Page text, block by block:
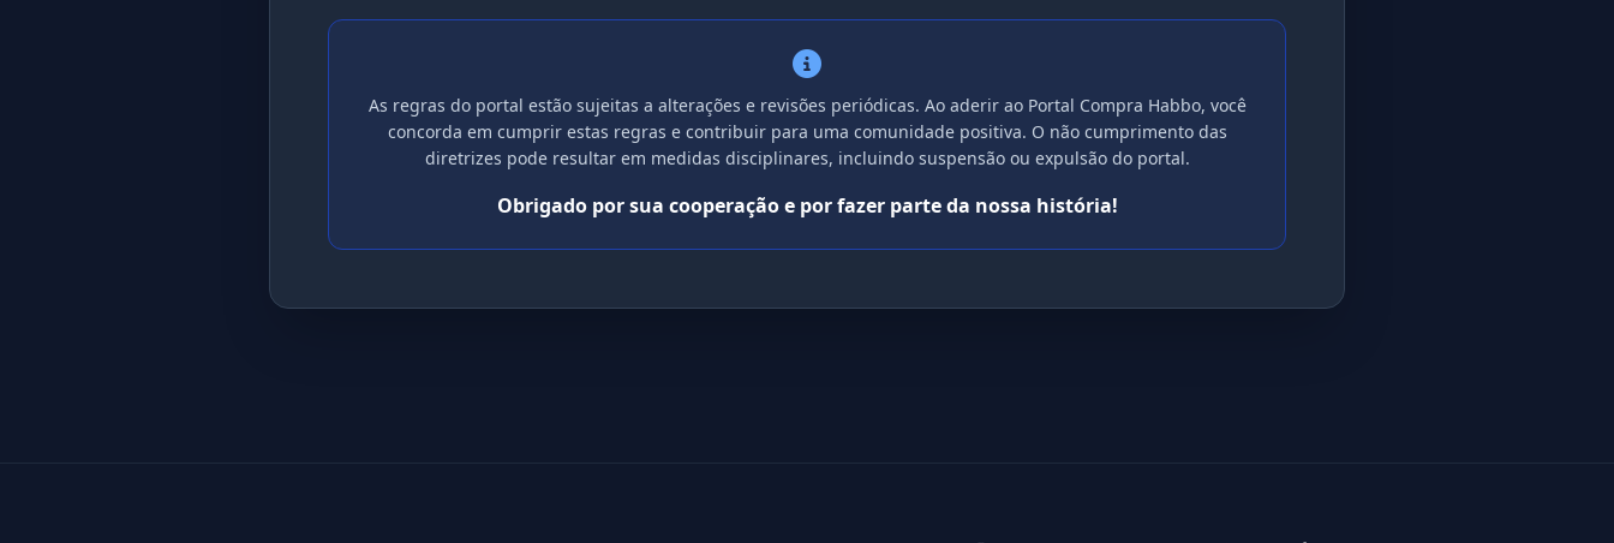
As regras do portal estão sujeitas a alterações e revisões periódicas. Ao aderir ao Portal Compra Habbo, você
concorda em cumprir estas regras e contribuir para uma comunidade positiva. O não cumprimento das
diretrizes pode resultar em medidas disciplinares, incluindo suspensão ou expulsão do portal.
Obrigado por sua cooperação e por fazer parte da nossa história!